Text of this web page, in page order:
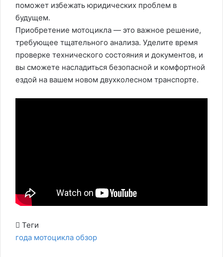
поможет избежать юридических проблем в
будущем.
Приобретение мотоцикла — это важное решение,
требующее тщательного анализа. Уделите время
проверке технического состояния и документов, и
вы сможете насладиться безопасной и комфортной
ездой на вашем новом двухколесном транспорте.
Теги
года мотоцикла обзор